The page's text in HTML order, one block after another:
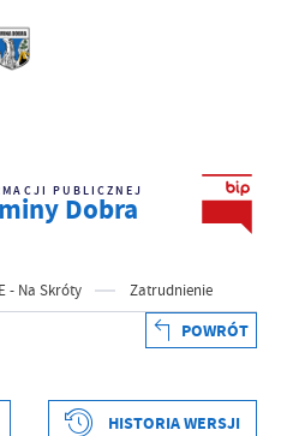
PUBLICZNEJ
Dobra
- Na Skróty Zatrudnienie
POWRÓT
HISTORIA WERSJI